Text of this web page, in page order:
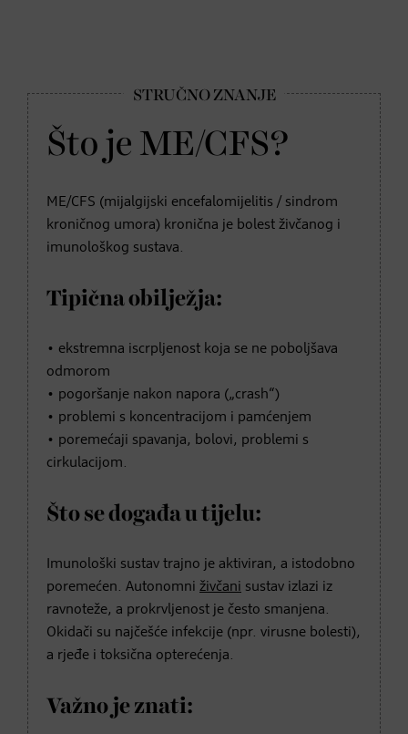
Što je ME/CFS?
ME/CFS (mijalgijski encefalomijelitis / sindrom
kroničnog umora) kronična je bolest živčanog i
imunološkog sustava.
Tipična obilježja:
• ekstremna iscrpljenost koja se ne poboljšava
odmorom
• pogoršanje nakon napora („crash“)
• problemi s koncentracijom i pamćenjem
• poremećaji spavanja, bolovi, problemi s
cirkulacijom.
Što se događa u tijelu:
Imunološki sustav trajno je aktiviran, a istodobno
poremećen. Autonomni živčani sustav izlazi iz
ravnoteže, a prokrvljenost je često smanjena.
Okidači su najčešće infekcije (npr. virusne bolesti),
a rjeđe i toksična opterećenja.
Važno je znati: